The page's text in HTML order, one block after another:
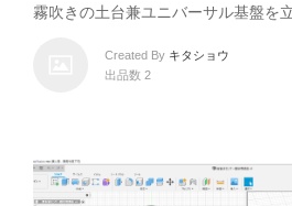
霧吹きの土台兼ユニバーサル基盤を
Created By キタショウ
出品数 2